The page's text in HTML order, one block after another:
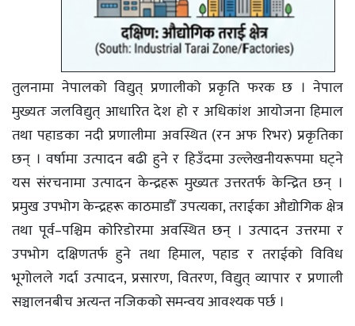
तुलनामा नेपालको विद्युत् प्रणालीको प्रकृति फरक छ । नेपाल
मुख्यतः जलविद्युत् आधारित देश हो र अधिकांश आयोजना हिमाल
तथा पहाडका नदी प्रणालीमा अवस्थित (रन अफ रिभर) प्रकृतिका
छन् । वर्षामा उत्पादन बढी हुने र हिउँदमा उल्लेखनीयरूपमा घट्ने
यस संरचनामा उत्पादन केन्द्रहरू मुख्यतः उत्तरतर्फ केन्द्रित छन् ।
प्रमुख उपभोग केन्द्रहरू काठमाडौँ उपत्यका, तराईका औद्योगिक क्षेत्र
तथा पूर्व–पश्चिम कोरिडोरमा अवस्थित छन् । उत्पादन उत्तरमा र
उपभोग दक्षिणतर्फ हुने तथा हिमाल, पहाड र तराईको विविध
भूगोलले गर्दा उत्पादन, प्रसारण, वितरण, विद्युत् व्यापार र प्रणाली
सञ्चालनबीच अत्यन्त नजिकको समन्वय आवश्यक पर्छ ।